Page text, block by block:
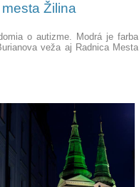
Žilina
o autizme. Modrá je farba
veža aj Radnica Mesta